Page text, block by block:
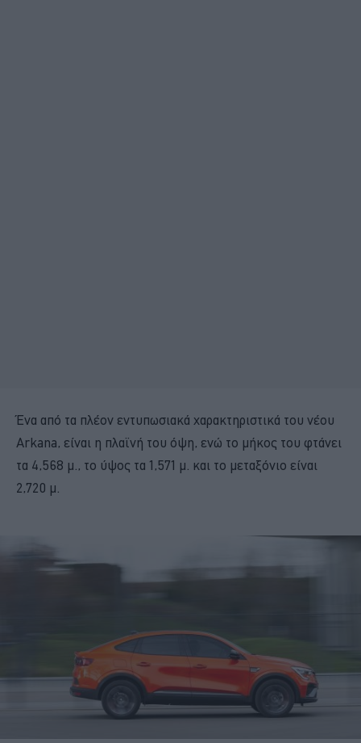
Ένα από τα πλέον εντυπωσιακά χαρακτηριστικά του νέου
Arkana, είναι η πλαϊνή του όψη, ενώ το μήκος του φτάνει
τα 4,568 μ., το ύψος τα 1,571 μ. και το μεταξόνιο είναι
2,720 μ.